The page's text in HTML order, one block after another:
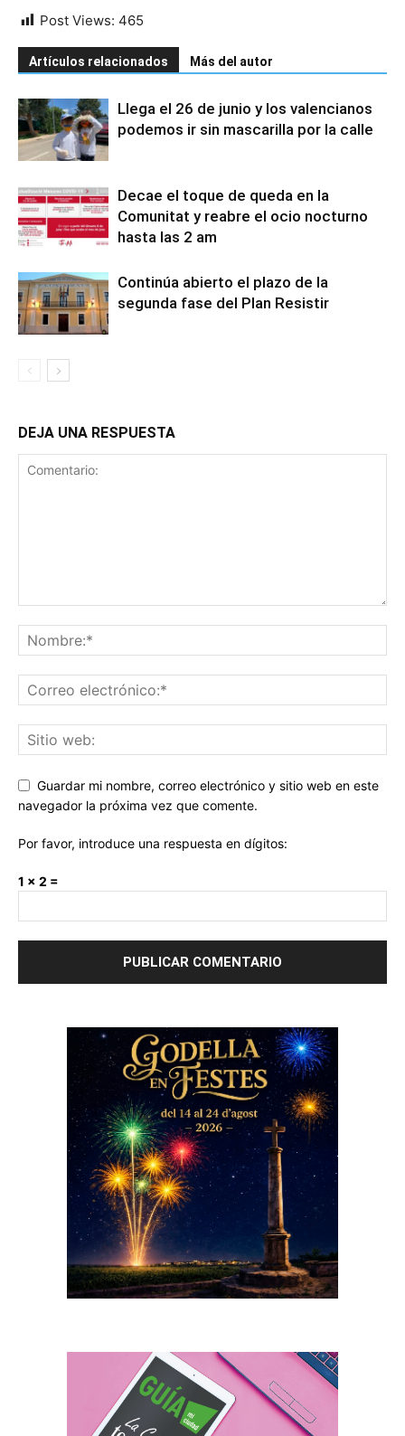
Post Views: 465
Artículos relacionados Más del autor
Llega el 26 de junio y los valencianos
podemos ir sin mascarilla por la calle
Decae el toque de queda en la
Comunitat y reabre el ocio nocturno
hasta las 2 am
Continúa abierto el plazo de la
segunda fase del Plan Resistir
DEJA UNA RESPUESTA
Guardar mi nombre, correo electrónico y sitio web en este
navegador la próxima vez que comente.
Por favor, introduce una respuesta en dígitos:
1 × 2 =